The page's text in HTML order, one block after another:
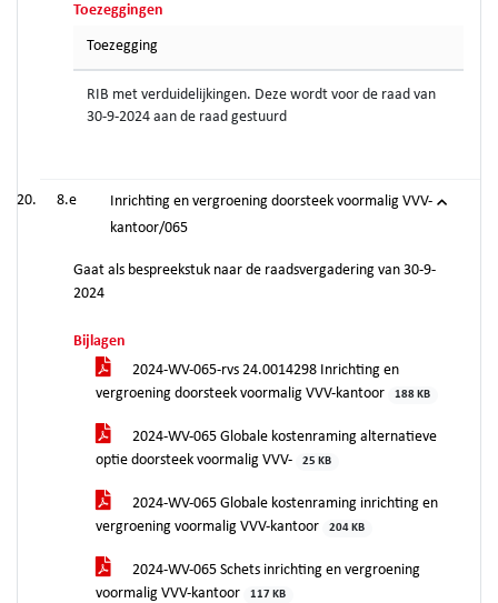
Toezeggingen
Toezegging
RIB met verduidelijkingen. Deze wordt voor de raad van
30-9-2024 aan de raad gestuurd
8.e
Inrichting en vergroening doorsteek voormalig VVV-
kantoor/065
Gaat als bespreekstuk naar de raadsvergadering van 30-9-
2024
Bijlagen
2024-WV-065-rvs 24.0014298 Inrichting en
vergroening doorsteek voormalig VVV-kantoor
188 KB
2024-WV-065 Globale kostenraming alternatieve
optie doorsteek voormalig VVV-
25 KB
2024-WV-065 Globale kostenraming inrichting en
vergroening voormalig VVV-kantoor
204 KB
2024-WV-065 Schets inrichting en vergroening
voormalig VVV-kantoor
117 KB